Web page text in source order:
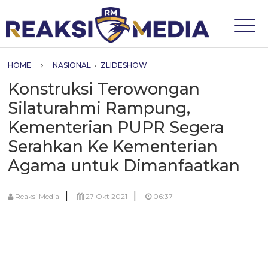
HOME NASIONAL • ZLIDESHOW
Konstruksi Terowongan
Silaturahmi Rampung,
Kementerian PUPR Segera
Serahkan Ke Kementerian
Agama untuk Dimanfaatkan
Reaksi Media | 27 Okt 2021 | 06:37